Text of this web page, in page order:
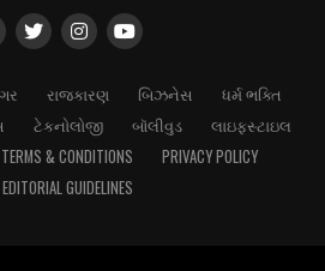
રાજકારણ બિઝનેસ
ધર્મ ભક્તિ
ટેકનોલોજી બૉલીવુડ
લાઇફસ્ટાઇલ
TERMS & CONDITIONS
PRIVACY POLICY
EDITORIAL GUIDELINES